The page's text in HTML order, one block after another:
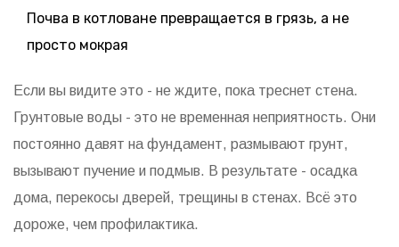
Почва в котловане превращается в грязь, а не
просто мокрая
Если вы видите это - не ждите, пока треснет стена.
Грунтовые воды - это не временная неприятность. Они
постоянно давят на фундамент, размывают грунт,
вызывают пучение и подмыв. В результате - осадка
дома, перекосы дверей, трещины в стенах. Всё это
дороже, чем профилактика.